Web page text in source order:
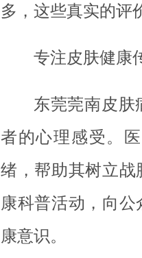
多，这些真实的评
专注皮肤健康
东莞莞南皮肤
者的心理感受。
绪，帮助其树立
康科普活动，向
康意识。